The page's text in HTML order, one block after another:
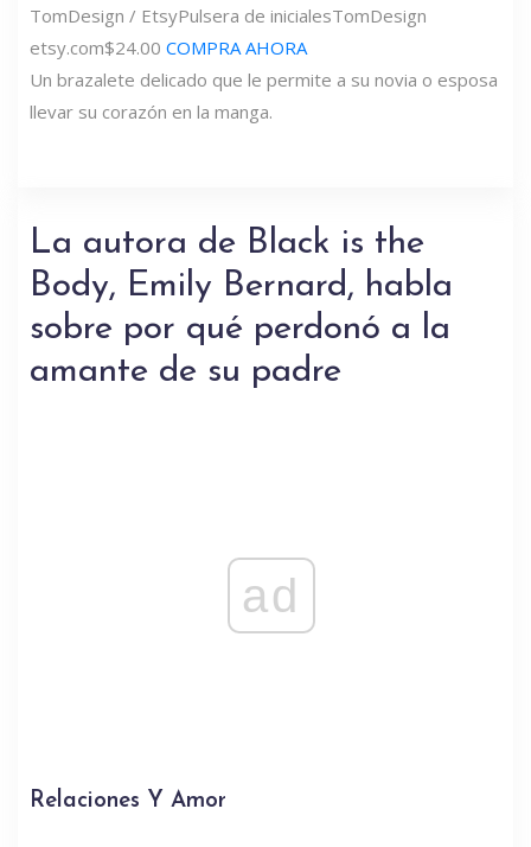
TomDesign / EtsyPulsera de inicialesTomDesign
etsy.com$24.00 COMPRA AHORA
Un brazalete delicado que le permite a su novia o esposa
llevar su corazón en la manga.
La autora de Black is the
Body, Emily Bernard, habla
sobre por qué perdonó a la
amante de su padre
ad
Relaciones Y Amor